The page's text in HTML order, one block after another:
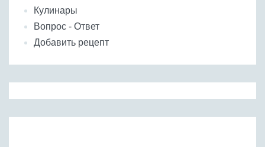
Кулинары
Вопрос - Ответ
Добавить рецепт